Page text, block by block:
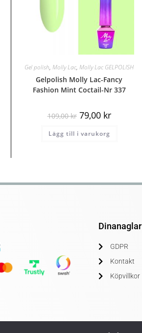
Gel polish,Molly Lac,Molly Lac GELPOLISH
Gelpolish Molly Lac-Fancy
Fashion Mint Coctail-Nr 337
109,00kr 79,00 kr
Lägg till i varukorg
Dinanaglar
GDPR
Kontakt
Köpvillkor